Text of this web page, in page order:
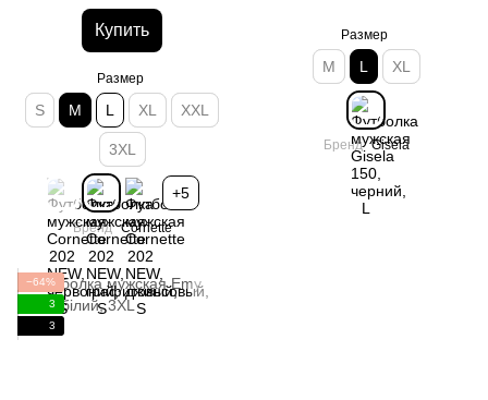
Купить
Размер
S M L XL XXL
3XL
+5
Бренд Cornette
Размер
M L XL
Бренд Gisela
−64%
3
3